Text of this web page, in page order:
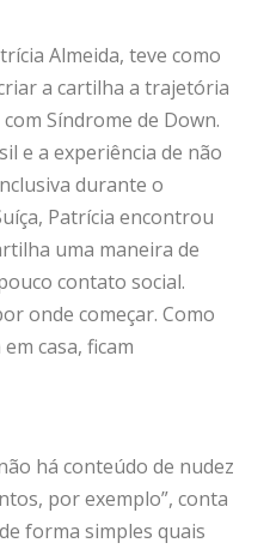
Almeida, teve como
a cartilha a trajetória
Síndrome de Down.
e a experiência de não
durante o
Patrícia encontrou
uma maneira de
contato social.
onde começar. Como
casa, ficam
há conteúdo de nudez
por exemplo”, conta
forma simples quais